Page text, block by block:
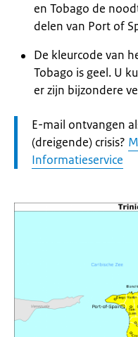
en Tobago de
delen van Port of
De kleurcode van
Tobago is geel. U
er zijn bijzondere
Let
op:
E-mail ontvangen
(dreigende) crisis?
Informatieservice